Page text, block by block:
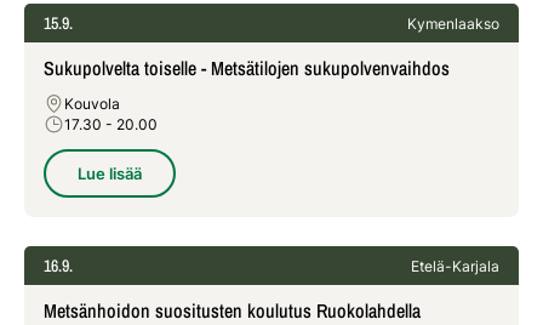
15.9. Kymenlaakso
Sukupolvelta toiselle - Metsätilojen sukupolvenvaihdos
Kouvola
17.30 - 20.00
Lue lisää
16.9. Etelä-Karjala
Metsänhoidon suositusten koulutus Ruokolahdella